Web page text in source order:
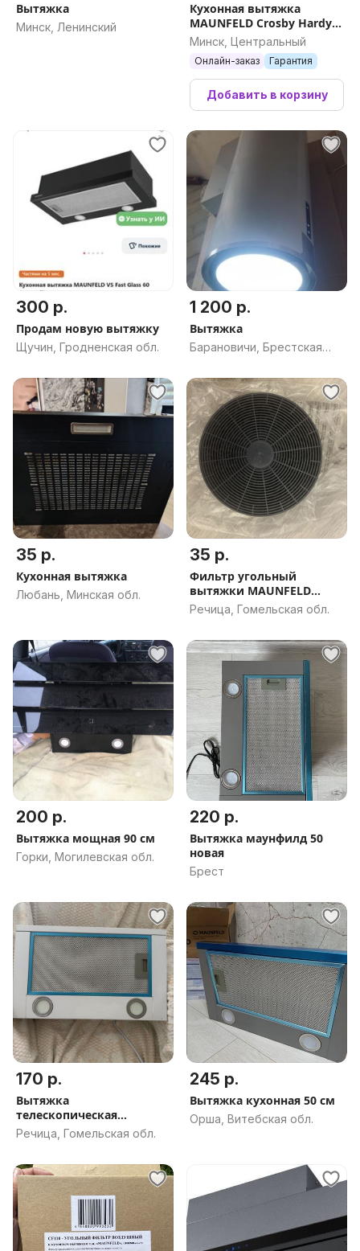
Вытяжка
Минск, Ленинский
Кухонная вытяжка
MAUNFELD Crosby Hardy
1000Push (белый)
Минск, Центральный
Онлайн-заказ Гарантия
Добавить в корзину
300 р.
Продам новую вытяжку
Щучин, Гродненская обл.
1 200 р.
Вытяжка
Барановичи, Брестская
35 р.
Кухонная вытяжка
Любань, Минская обл.
35 р.
Фильтр угольный
вытяжки MAUNFELD
CF110
Речица, Гомельская обл.
200 р.
Вытяжка мощная 90 см
Горки, Могилевская обл.
220 р.
Вытяжка маунфилд 50
новая
Брест
170 р.
Вытяжка
телескопическая
Maunfeld VS Light 50
Речица, Гомельская обл.
245 р.
Вытяжка кухонная 50 см
Орша, Витебская обл.